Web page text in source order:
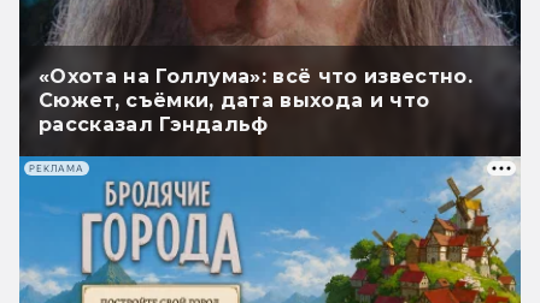
«Охота на Голлума»: всё что известно.
Сюжет, съёмки, дата выхода и что
рассказал Гэндальф
РЕКЛАМА